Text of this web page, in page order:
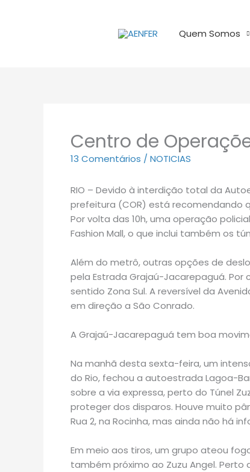
Quem Somos
Centro de
13 Comentários / NOTICIAS
RIO – Devido à interdição total da
prefeitura (COR) está recomendando
Por volta das 10h, uma operação
Fashion Mall, o que inclui também os
Além do metrô, outras opções de
pela Estrada Grajaú-Jacarepaguá.
sentido Zona Sul. A reversível da
em direção a São Conrado.
A Grajaú-Jacarepaguá tem boa
Na manhã desta sexta-feira, um
do Rio, fechou a autoestrada Lagoa-
sobre a via expressa, perto do Túnel
proteger dos disparos. Houve muito
Rua 2, na Rocinha, mas ainda não há
Em meio aos tiros, um grupo ateou
também próximo ao Zuzu Angel.